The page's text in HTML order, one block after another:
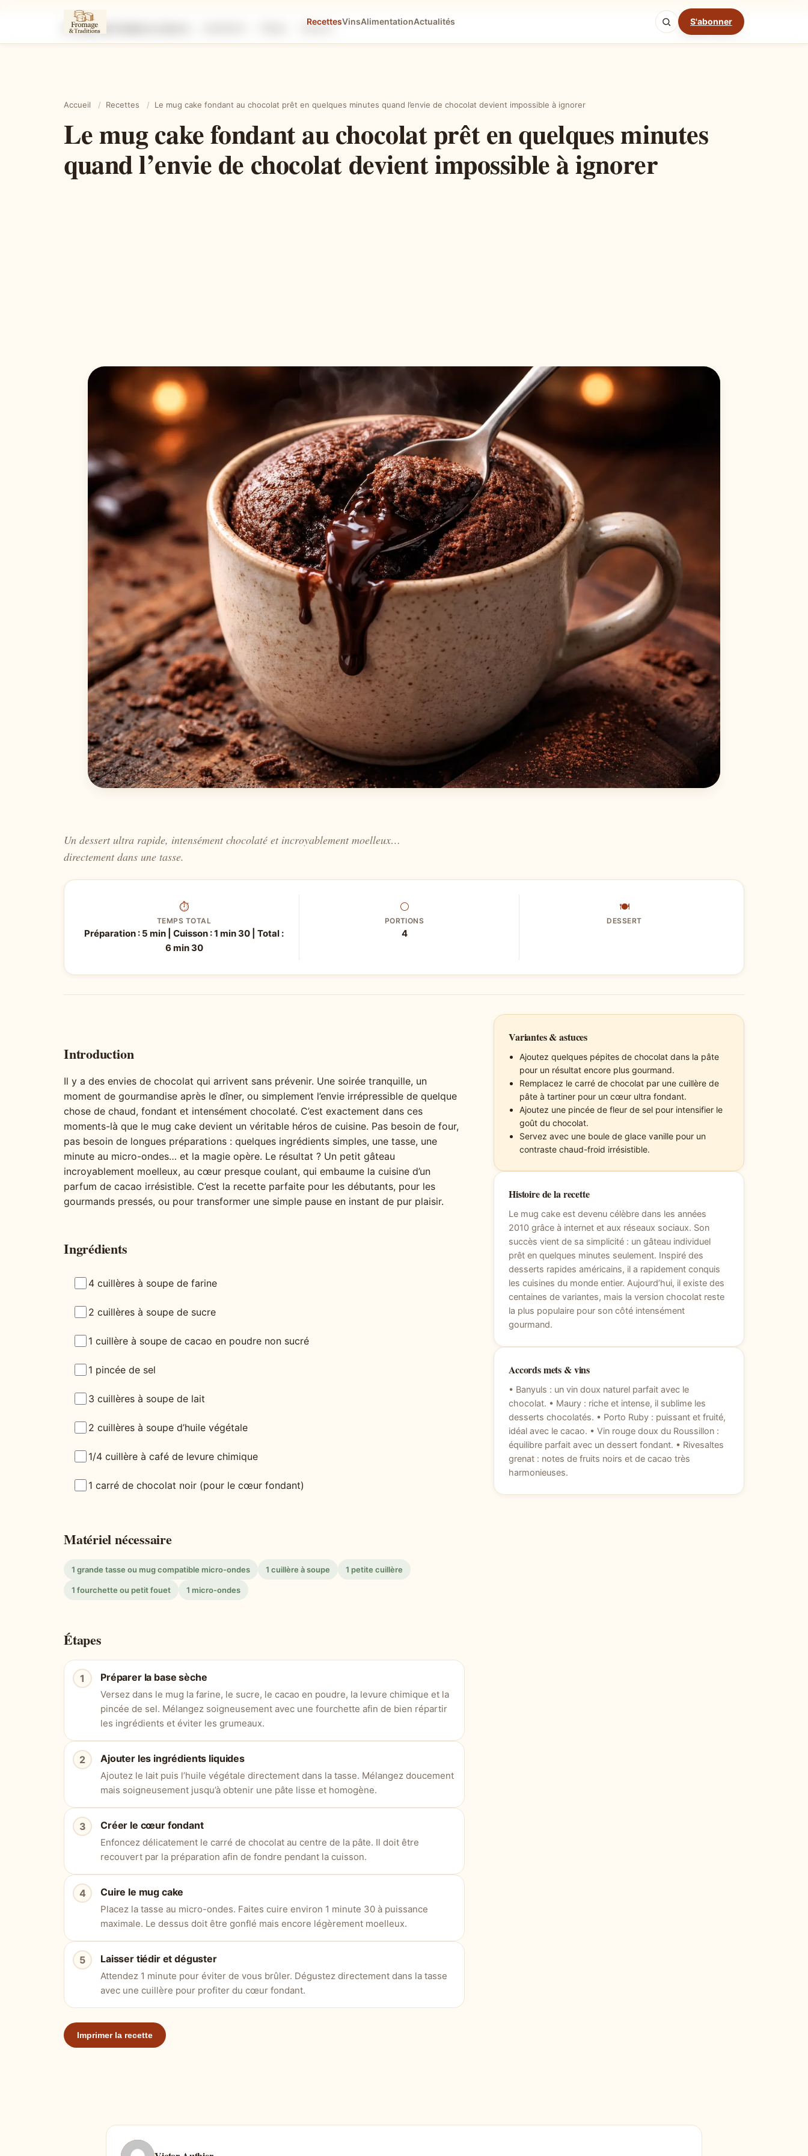
RecettesVinsAlimentationActualités S'abonner
Astuces Mode cuisine
Accueil / Recettes / Le mug cake fondant au chocolat prêt en quelques minutes quand l’envie de chocolat devient impossible à ignorer
Le mug cake fondant au chocolat prêt en quelques minutes
quand l’envie de chocolat devient impossible à ignorer
Un dessert ultra rapide, intensément chocolaté et incroyablement moelleux…
directement dans une tasse.
⏱
TEMPS TOTAL
Préparation : 5 min | Cuisson : 1 min 30 | Total :
6 min 30
⚪
PORTIONS
4
🍽
DESSERT
Introduction
Il y a des envies de chocolat qui arrivent sans prévenir. Une soirée tranquille, un
moment de gourmandise après le dîner, ou simplement l’envie irrépressible de quelque
chose de chaud, fondant et intensément chocolaté. C’est exactement dans ces
moments-là que le mug cake devient un véritable héros de cuisine. Pas besoin de four,
pas besoin de longues préparations : quelques ingrédients simples, une tasse, une
minute au micro-ondes… et la magie opère. Le résultat ? Un petit gâteau
incroyablement moelleux, au cœur presque coulant, qui embaume la cuisine d’un
parfum de cacao irrésistible. C’est la recette parfaite pour les débutants, pour les
gourmands pressés, ou pour transformer une simple pause en instant de pur plaisir.
Ingrédients
4 cuillères à soupe de farine
2 cuillères à soupe de sucre
1 cuillère à soupe de cacao en poudre non sucré
1 pincée de sel
3 cuillères à soupe de lait
2 cuillères à soupe d’huile végétale
1/4 cuillère à café de levure chimique
1 carré de chocolat noir (pour le cœur fondant)
Matériel nécessaire
1 grande tasse ou mug compatible micro-ondes 1 cuillère à soupe 1 petite cuillère
1 fourchette ou petit fouet 1 micro-ondes
Étapes
Préparer la base sèche
Versez dans le mug la farine, le sucre, le cacao en poudre, la levure chimique et la
pincée de sel. Mélangez soigneusement avec une fourchette afin de bien répartir
les ingrédients et éviter les grumeaux.
Ajouter les ingrédients liquides
Ajoutez le lait puis l’huile végétale directement dans la tasse. Mélangez doucement
mais soigneusement jusqu’à obtenir une pâte lisse et homogène.
Créer le cœur fondant
Enfoncez délicatement le carré de chocolat au centre de la pâte. Il doit être
recouvert par la préparation afin de fondre pendant la cuisson.
Cuire le mug cake
Placez la tasse au micro-ondes. Faites cuire environ 1 minute 30 à puissance
maximale. Le dessus doit être gonflé mais encore légèrement moelleux.
Laisser tiédir et déguster
Attendez 1 minute pour éviter de vous brûler. Dégustez directement dans la tasse
avec une cuillère pour profiter du cœur fondant.
Imprimer la recette
Variantes & astuces
Ajoutez quelques pépites de chocolat dans la pâte
pour un résultat encore plus gourmand.
Remplacez le carré de chocolat par une cuillère de
pâte à tartiner pour un cœur ultra fondant.
Ajoutez une pincée de fleur de sel pour intensifier le
goût du chocolat.
Servez avec une boule de glace vanille pour un
contraste chaud-froid irrésistible.
Histoire de la recette
Le mug cake est devenu célèbre dans les années
2010 grâce à internet et aux réseaux sociaux. Son
succès vient de sa simplicité : un gâteau individuel
prêt en quelques minutes seulement. Inspiré des
desserts rapides américains, il a rapidement conquis
les cuisines du monde entier. Aujourd’hui, il existe des
centaines de variantes, mais la version chocolat reste
la plus populaire pour son côté intensément
gourmand.
Accords mets & vins
• Banyuls : un vin doux naturel parfait avec le
chocolat. • Maury : riche et intense, il sublime les
desserts chocolatés. • Porto Ruby : puissant et fruité,
idéal avec le cacao. • Vin rouge doux du Roussillon :
équilibre parfait avec un dessert fondant. • Rivesaltes
grenat : notes de fruits noirs et de cacao très
harmonieuses.